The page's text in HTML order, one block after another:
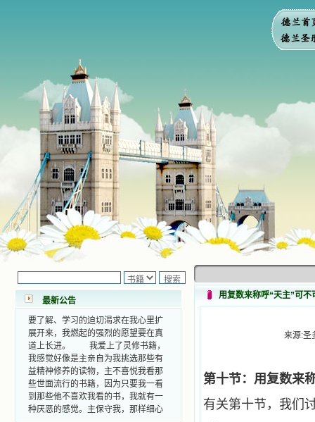
最新公告
小德兰爱心书屋最新公告 有一天，我
做了一个奇怪的梦，至今让我难忘。
书，我用舌头去舔它，觉得有一种甜
味，我就更用力去舔，最后从这本书
里流出活水来了。从那以后，一种想
要了解、学习的迫切渴求在我心里扩
展开来，我燃起的强烈的愿望要在真
道上长进。 我爱上了灵修书籍，
我感觉好像是主亲自为我挑选那些有
益精神修养的读物，主不喜悦我看那
些世面流行的书籍，因为只要我一看
到那些他不喜欢我看的书，我就有一
种厌恶的感觉。主保守我，那样细心
用复数来称呼“天主”可不
来源:圣
第十节：用复数来
有关第十节，我们